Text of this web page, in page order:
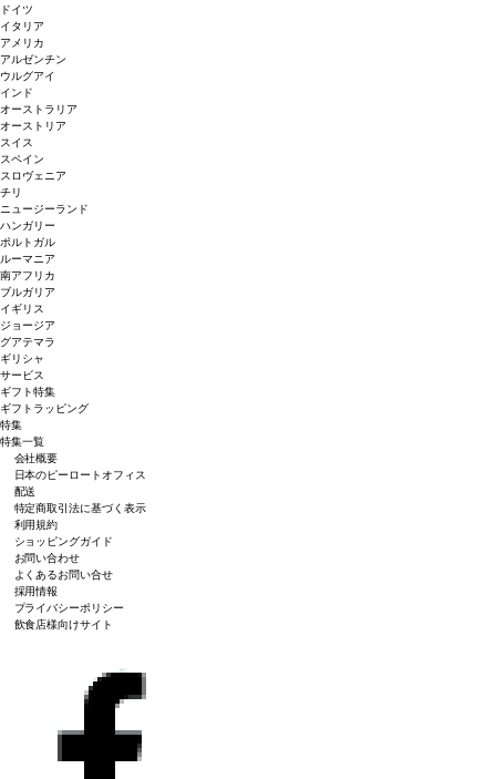
ドイツ
イタリア
アメリカ
アルゼンチン
ウルグアイ
インド
オーストラリア
オーストリア
スイス
スペイン
スロヴェニア
チリ
ニュージーランド
ハンガリー
ポルトガル
ルーマニア
南アフリカ
ブルガリア
イギリス
ジョージア
グアテマラ
ギリシャ
サービス
ギフト特集
ギフトラッピング
特集
特集一覧
会社概要
日本のピーロートオフィス
配送
特定商取引法に基づく表示
利用規約
ショッピングガイド
お問い合わせ
よくあるお問い合せ
採用情報
プライバシーポリシー
飲食店様向けサイト